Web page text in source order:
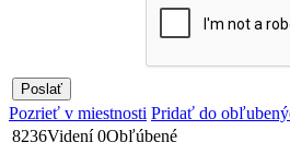
Pozrieť v miestnosti Pridať do
8236Videní 0Obľúbené